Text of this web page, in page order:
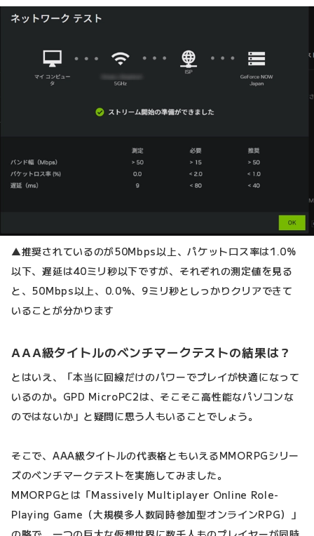
▲推奨されているのが50Mbps以上、パケットロス率は1.0%
以下、遅延は40ミリ秒以下ですが、それぞれの測定値を見る
と、50Mbps以上、0.0%、9ミリ秒としっかりクリアできて
いることが分かります
AAA級タイトルのベンチマークテストの結果は？
とはいえ、「本当に回線だけのパワーでプレイが快適になって
いるのか。GPD MicroPC2は、そこそこ高性能なパソコンな
のではないか」と疑問に思う人もいることでしょう。
そこで、AAA級タイトルの代表格ともいえるMMORPGシリー
ズのベンチマークテストを実施してみました。
MMORPGとは「Massively Multiplayer Online Role-
Playing Game（大規模多人数同時参加型オンラインRPG）」